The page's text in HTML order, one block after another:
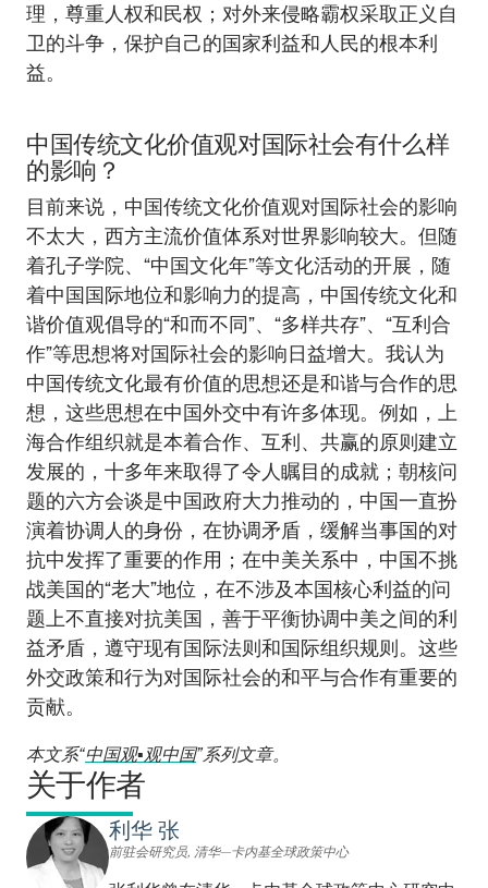
理，尊重人权和民权；对外来侵略霸权采取正义自
卫的斗争，保护自己的国家利益和人民的根本利
益。
中国传统文化价值观对国际社会有什么样
的影响？
目前来说，中国传统文化价值观对国际社会的影响
不太大，西方主流价值体系对世界影响较大。但随
着孔子学院、“中国文化年”等文化活动的开展，随
着中国国际地位和影响力的提高，中国传统文化和
谐价值观倡导的“和而不同”、“多样共存”、“互利合
作”等思想将对国际社会的影响日益增大。我认为
中国传统文化最有价值的思想还是和谐与合作的思
想，这些思想在中国外交中有许多体现。例如，上
海合作组织就是本着合作、互利、共赢的原则建立
发展的，十多年来取得了令人瞩目的成就；朝核问
题的六方会谈是中国政府大力推动的，中国一直扮
演着协调人的身份，在协调矛盾，缓解当事国的对
抗中发挥了重要的作用；在中美关系中，中国不挑
战美国的“老大”地位，在不涉及本国核心利益的问
题上不直接对抗美国，善于平衡协调中美之间的利
益矛盾，遵守现有国际法则和国际组织规则。这些
外交政策和行为对国际社会的和平与合作有重要的
贡献。
本文系“中国观▪观中国”系列文章。
关于作者
利华 张
前驻会研究员, 清华—卡内基全球政策中心